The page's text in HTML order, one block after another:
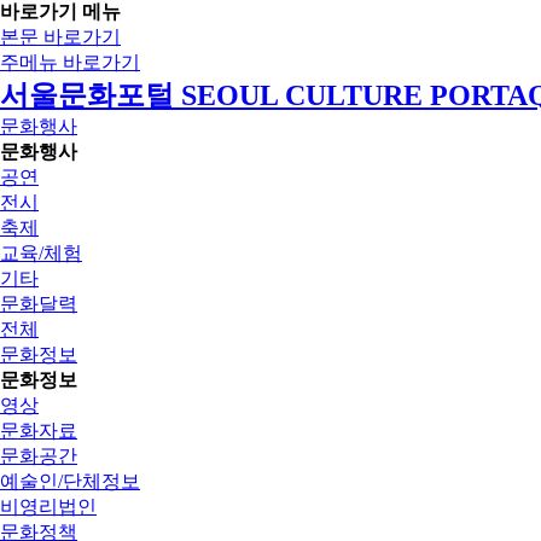
바로가기 메뉴
본문 바로가기
주메뉴 바로가기
서울문화포털 SEOUL CULTURE
문화행사
문화행사
공연
전시
축제
교육/체험
기타
문화달력
전체
문화정보
문화정보
영상
문화자료
문화공간
예술인/단체정보
비영리법인
문화정책